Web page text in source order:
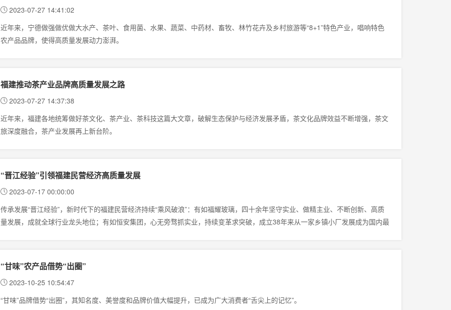
2023-07-27 14:41:02
近年来，宁德做强做优做大水产、茶叶、食用菌、水果、蔬菜、中药材、畜牧、林竹花卉及乡村旅游等“8+1”特色产业，唱响特色
农产品品牌，使得高质量发展动力澎湃。
福建推动茶产业品牌高质量发展之路
2023-07-27 14:37:38
近年来，福建各地统筹做好茶文化、茶产业、茶科技这篇大文章，破解生态保护与经济发展矛盾，茶文化品牌效益不断增强，茶文
旅深度融合，茶产业发展再上新台阶。
“晋江经验”引领福建民营经济高质量发展
2023-07-17 00:00:00
传承发展“晋江经验”，新时代下的福建民营经济持续“乘风破浪”：有如福耀玻璃，四十余年坚守实业、做精主业、不断创新、高质
量发展，成就全球行业龙头地位；有如恒安集团，心无旁骛抓实业，持续变革求突破，成立38年来从一家乡镇小厂发展成为国内最
“甘味”农产品借势“出圈”
2023-10-25 10:54:47
“甘味”品牌借势“出圈”，其知名度、美誉度和品牌价值大幅提升，已成为广大消费者“舌尖上的记忆”。